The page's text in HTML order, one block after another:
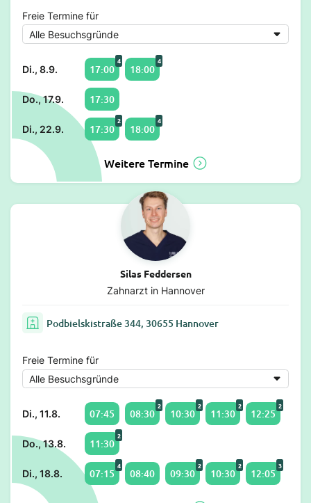
Freie Termine für
Di., 8.9. 17:00
4
18:00
4
Do., 17.9. 17:30
Di., 22.9. 17:30
2
18:00
4
Weitere Termine
Silas Feddersen
Zahnarzt in Hannover
Podbielskistraße 344, 30655 Hannover
Freie Termine für
Di., 11.8. 07:45 08:30
2
10:30
2
11:30
2
12:25
2
Do., 13.8. 11:30
2
Di., 18.8. 07:15
4
08:40 09:30
2
10:30
2
12:05
3